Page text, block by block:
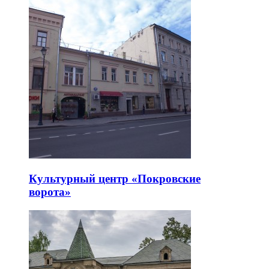
Культурный центр «Покровские
ворота»